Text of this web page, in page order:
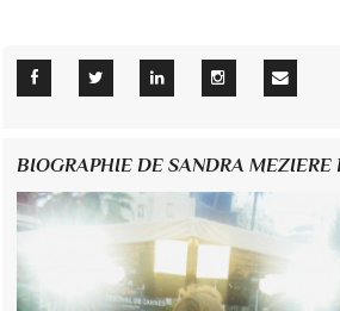
BIOGRAPHIE DE SANDRA MEZIERE